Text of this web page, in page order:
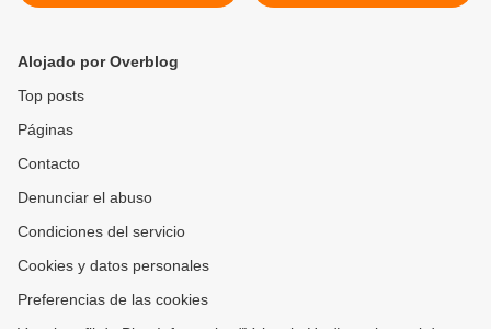
"Necesitamos una
privado venezolano
Alojado por Overblog
Top posts
Páginas
Contacto
Denunciar el abuso
Condiciones del servicio
Cookies y datos personales
Preferencias de las cookies